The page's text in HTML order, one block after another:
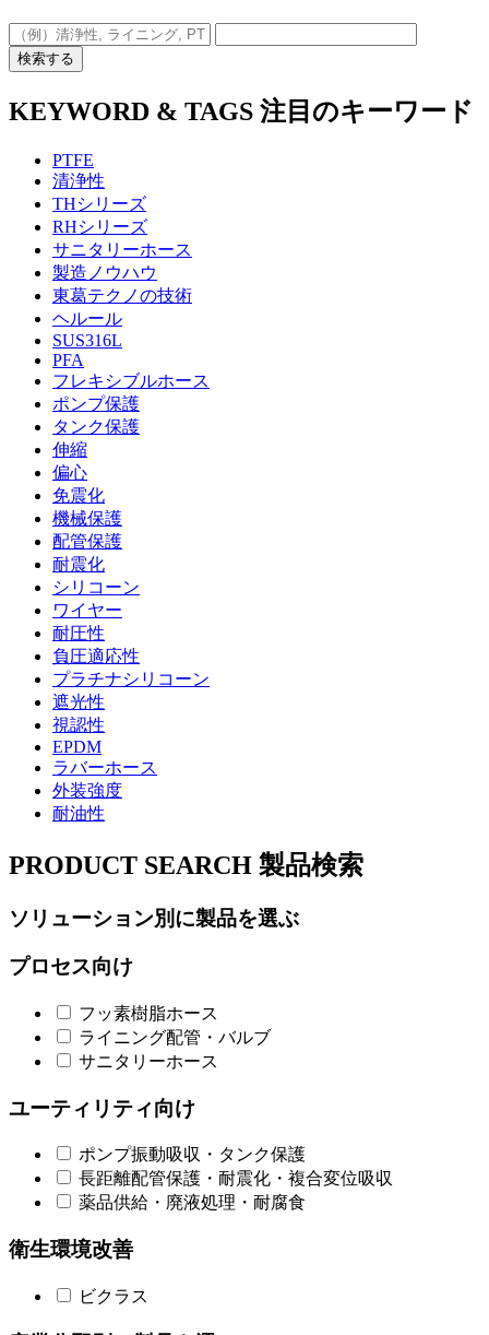
検索する
KEYWORD & TAGS 注目のキーワード
PTFE
清浄性
THシリーズ
RHシリーズ
サニタリーホース
製造ノウハウ
東葛テクノの技術
ヘルール
SUS316L
PFA
フレキシブルホース
ポンプ保護
タンク保護
伸縮
偏心
免震化
機械保護
配管保護
耐震化
シリコーン
ワイヤー
耐圧性
負圧適応性
プラチナシリコーン
遮光性
視認性
EPDM
ラバーホース
外装強度
耐油性
PRODUCT SEARCH 製品検索
ソリューション別に製品を選ぶ
プロセス向け
フッ素樹脂ホース
ライニング配管・バルブ
サニタリーホース
ユーティリティ向け
ポンプ振動吸収・タンク保護
長距離配管保護・耐震化・複合変位吸収
薬品供給・廃液処理・耐腐食
衛生環境改善
ビクラス